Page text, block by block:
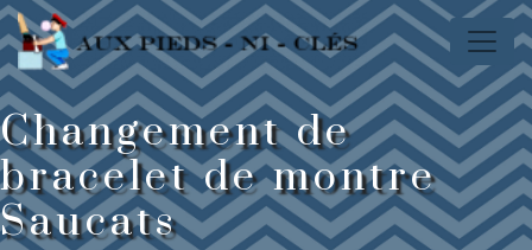
Panneau de gestion des cookies
Changement de
bracelet de montre
Saucats